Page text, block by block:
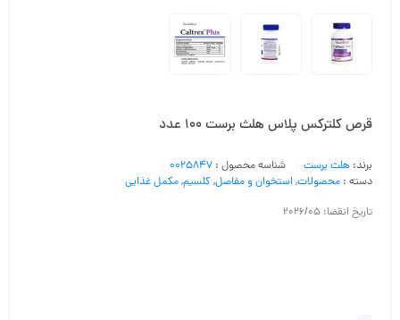
قرص کلترکس پلاس هلث برست 100 عدد
برند: هلث برست شناسه محصول : 0025847
دسته : محصولات,استخوان و مفاصل,کلسیم,مکمل غذایی
تاریخ انقضا: 2026/05